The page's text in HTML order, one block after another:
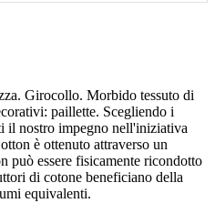
Girocollo. Morbido tessuto di
paillette. Scegliendo i
il nostro impegno nell'iniziativa
è ottenuto attraverso un
può essere fisicamente ricondotto
di cotone beneficiano della
equivalenti.